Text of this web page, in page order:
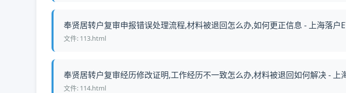
奉贤居转户复审申报错误处理流程,材料被退回怎么办,如何更正信息 - 上海落户
文件: 113.html
奉贤居转户复审经历修改证明,工作经历不一致怎么办,材料被退回如何解决 - 上
文件: 114.html